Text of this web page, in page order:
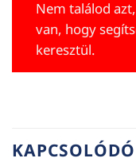
Nem találod
van, hogy
keresztül.